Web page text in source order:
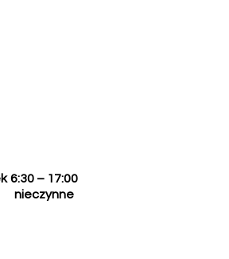
6:30 – 17:00
nieczynne